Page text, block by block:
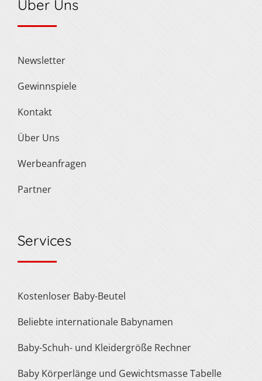
Über Uns
Newsletter
Gewinnspiele
Kontakt
Über Uns
Werbeanfragen
Partner
Services
Kostenloser Baby-Beutel
Beliebte internationale Babynamen
Baby-Schuh- und Kleidergröße Rechner
Baby Körperlänge und Gewichtsmasse Tabelle